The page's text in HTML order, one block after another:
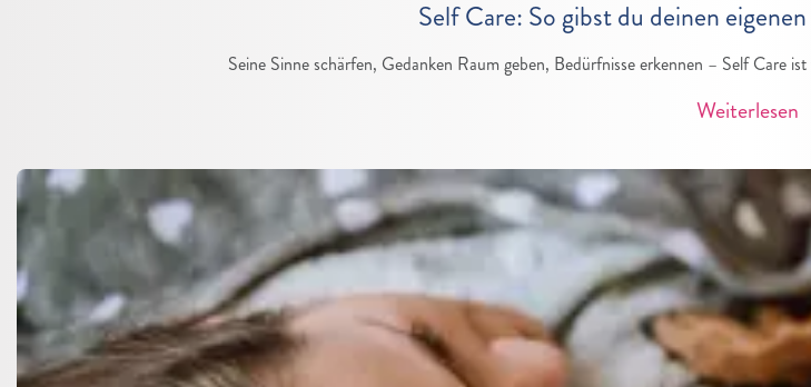
Self Care: So gibst du deinen
Seine Sinne schärfen, Gedanken Raum geben, Bedürfnisse erkennen – Self Care
Weiterlesen